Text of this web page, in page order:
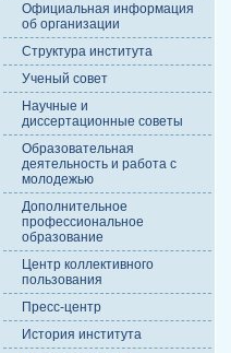
Официальная информация
об организации
Структура института
Ученый совет
Научные и
диссертационные советы
Образовательная
деятельность и работа с
молодежью
Дополнительное
профессиональное
образование
Центр коллективного
пользования
Пресс-центр
История института